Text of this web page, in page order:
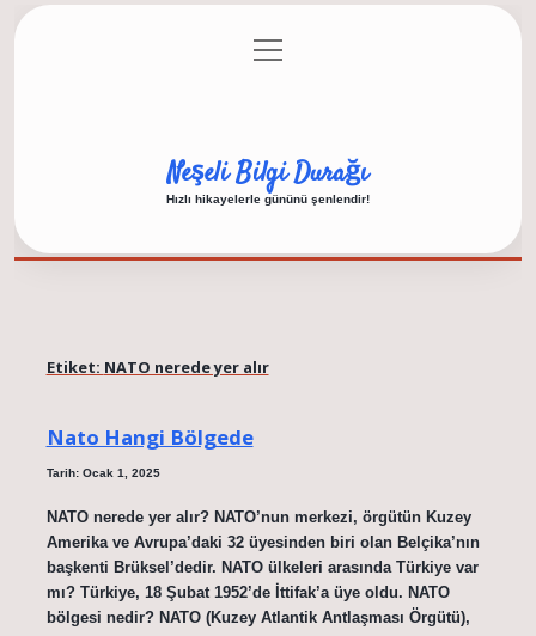
Gizlilik Politikası
menüyü
aç
Neşeli Bilgi Durağı
Hızlı hikayelerle gününü şenlendir!
Etiket: NATO nerede yer alır
Nato Hangi Bölgede
Tarih: Ocak 1, 2025
NATO nerede yer alır? NATO’nun merkezi, örgütün Kuzey
Amerika ve Avrupa’daki 32 üyesinden biri olan Belçika’nın
başkenti Brüksel’dedir. NATO ülkeleri arasında Türkiye var
mı? Türkiye, 18 Şubat 1952’de İttifak’a üye oldu. NATO
bölgesi nedir? NATO (Kuzey Atlantik Antlaşması Örgütü),